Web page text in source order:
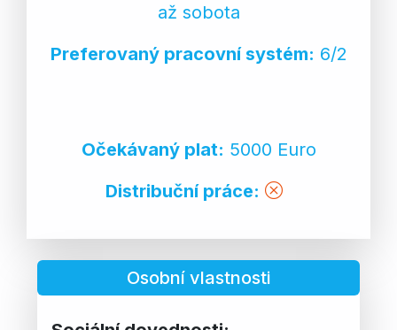
až sobota
Preferovaný pracovní systém: 6/2
Očekávaný plat: 5000 Euro
Distribuční práce:
Osobní vlastnosti